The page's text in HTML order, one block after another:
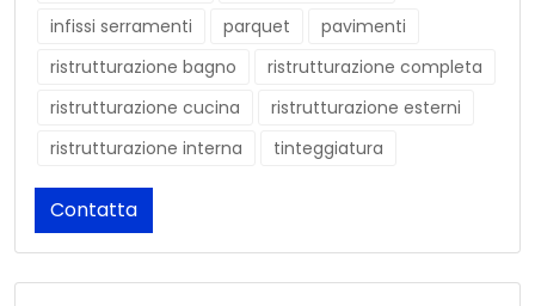
infissi serramenti
parquet
pavimenti
ristrutturazione bagno
ristrutturazione completa
ristrutturazione cucina
ristrutturazione esterni
ristrutturazione interna
tinteggiatura
Contatta